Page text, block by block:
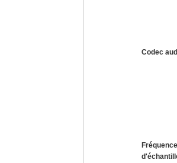
Codec
Fréquence